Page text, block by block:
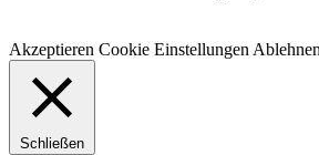
Akzeptieren Cookie Einstellungen Ablehnen
Schließen